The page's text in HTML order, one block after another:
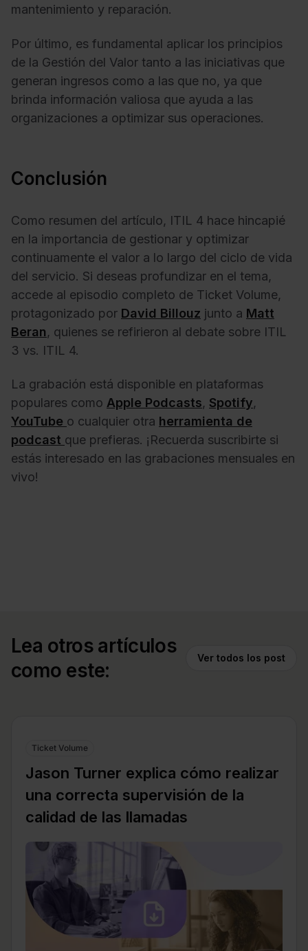
mantenimiento y reparación.
Por último, es fundamental aplicar los principios
de la Gestión del Valor tanto a las iniciativas que
generan ingresos como a las que no, ya que
brinda información valiosa que ayuda a las
organizaciones a optimizar sus operaciones.
Conclusión
Como resumen del artículo, ITIL 4 hace hincapié
en la importancia de gestionar y optimizar
continuamente el valor a lo largo del ciclo de vida
del servicio. Si deseas profundizar en el tema,
accede al episodio completo de Ticket Volume,
protagonizado por David Billouz junto a Matt
Beran, quienes se refirieron al debate sobre ITIL
3 vs. ITIL 4.
La grabación está disponible en plataformas
populares como Apple Podcasts, Spotify,
YouTube o cualquier otra herramienta de
podcast que prefieras. ¡Recuerda suscribirte si
estás interesado en las grabaciones mensuales en
vivo!
Lea otros artículos
como este:
Ver todos los post
Ticket Volume
Jason Turner explica cómo realizar
una correcta supervisión de la
calidad de las llamadas